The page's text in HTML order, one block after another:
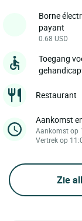
Borne
payant
0.68 USD
Toegang
Restaurant
Aankomst
Aankomst op
Vertrek op
Zie